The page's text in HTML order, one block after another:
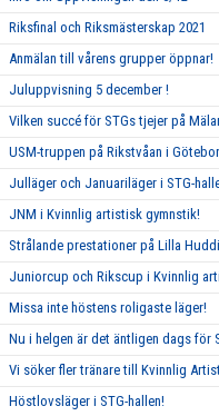
Riksfinal och Riksmästerskap 2021
Anmälan till vårens grupper öppnar!
Juluppvisning 5 december !
Vilken succé för STGs tjejer på
USM-truppen på Rikstvåan i
Julläger och Januariläger i STG-
JNM i Kvinnlig artistisk gymnstik!
Strålande prestationer på Lilla
Juniorcup och Rikscup i Kvinnlig
Missa inte höstens roligaste läger!
Nu i helgen är det äntligen dags för
Vi söker fler tränare till Kvinnlig
Höstlovsläger i STG-hallen!